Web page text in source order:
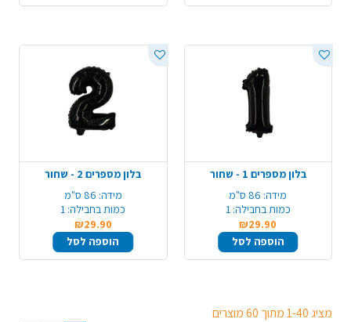
בלון מספרים 1 - שחור
מידה: 86 ס"מ
כמות בחבילה: 1
₪29.90
הוספה לסל
בלון מספרים 2 - שחור
מידה: 86 ס"מ
כמות בחבילה: 1
₪29.90
הוספה לסל
מציג 1-40 מתוך 60 מוצרים